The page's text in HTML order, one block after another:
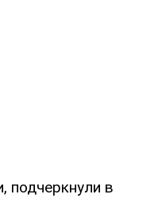
подчеркнули в